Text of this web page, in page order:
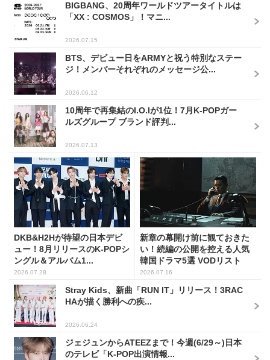
BIGBANG、20周年ワールドツアータイトルは
「XX : COSMOS」！マニ...
2026.07.15
BTS、デビュー日をARMYと祝う特別なステー
ジ！メンバーそれぞれのメッセージ公...
2026.06.12
10周年で再集結のI.O.Iが1位！7月K-POPガー
ルズグループ ブランド評判...
2026.07.13
DKB&H2Hが待望の日本デビ
ュー！8月リリースのK-POPシ
ングル＆アルバム1...
2026.07.28
新章の幕開け前に観ておきた
い！続編の公開を控える人気
韓国ドラマ5選 VODリスト
2026.07.16
Stray Kids、新曲「RUN IT」リリース！3RAC
HAが描く勝利への疾...
2026.06.24
ジェジュンからATEEZまで！今週(6/29～)日本
のテレビ「K-POP出演情報...